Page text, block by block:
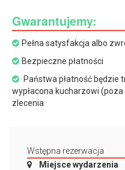
Gwarantujemy:
Pełna satysfakcja albo
Bezpieczne płatności
Państwa płatność będzie
wypłacona kucharzowi
zlecenia
Wstępna rezerwacja
Miejsce wydarzenia